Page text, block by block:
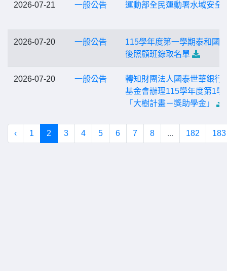
2026-07-21 一般公告 運動部全民運動署水域安全
2026-07-20 一般公告
115學年度第一學期泰和國
後照顧班錄取名單
2026-07-20 一般公告
轉知財團法人國泰世華銀行
基金會辦理115學年度第1學
「大樹計畫－獎助學金」
‹ 1 2 3 4 5 6 7 8 ... 182 183